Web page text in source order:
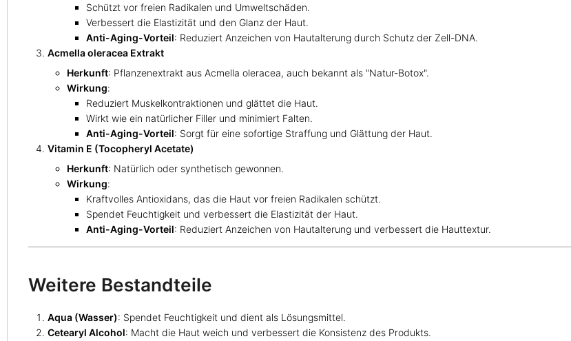
Schützt vor freien Radikalen und Umweltschäden.
Verbessert die Elastizität und den Glanz der Haut.
Anti-Aging-Vorteil: Reduziert Anzeichen von Hautalterung durch Schutz der Zell-DNA.
Acmella oleracea Extrakt
Herkunft: Pflanzenextrakt aus Acmella oleracea, auch bekannt als "Natur-Botox".
Wirkung:
Reduziert Muskelkontraktionen und glättet die Haut.
Wirkt wie ein natürlicher Filler und minimiert Falten.
Anti-Aging-Vorteil: Sorgt für eine sofortige Straffung und Glättung der Haut.
Vitamin E (Tocopheryl Acetate)
Herkunft: Natürlich oder synthetisch gewonnen.
Wirkung:
Kraftvolles Antioxidans, das die Haut vor freien Radikalen schützt.
Spendet Feuchtigkeit und verbessert die Elastizität der Haut.
Anti-Aging-Vorteil: Reduziert Anzeichen von Hautalterung und verbessert die Hauttextur.
Weitere Bestandteile
Aqua (Wasser): Spendet Feuchtigkeit und dient als Lösungsmittel.
Cetearyl Alcohol: Macht die Haut weich und verbessert die Konsistenz des Produkts.